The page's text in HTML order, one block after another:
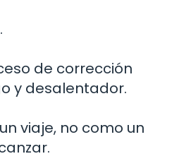
de corrección
y desalentador.
viaje, no como un